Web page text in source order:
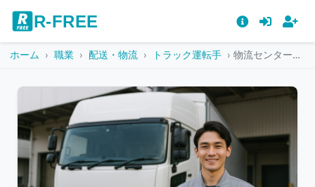
R-FREE
ホーム 職業 配送・物流 トラック運転手 物流センターで笑顔を見せる若手トラックドライバー